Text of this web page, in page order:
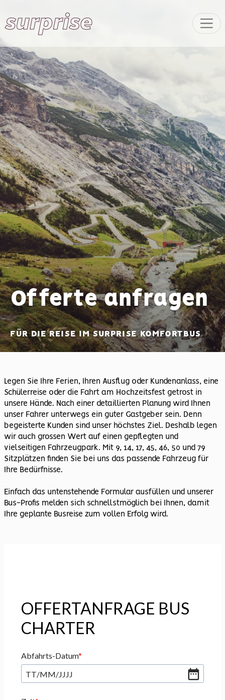
Offerte anfragen
FÜR DIE REISE IM SURPRISE KOMFORTBUS
Legen Sie Ihre Ferien, Ihren Ausflug oder Kundenanlass, eine
Schülerreise oder die Fahrt am Hochzeitsfest getrost in
unsere Hände. Nach einer detaillierten Planung wird Ihnen
unser Fahrer unterwegs ein guter Gastgeber sein. Denn
begeisterte Kunden sind unser höchstes Ziel. Deshalb legen
wir auch grossen Wert auf einen gepflegten und
vielseitigen Fahrzeugpark. Mit 9, 14, 17, 45, 46, 50 und 79
Sitzplätzen finden Sie bei uns das passende Fahrzeug für
Ihre Bedürfnisse.
Einfach das untenstehende Formular ausfüllen und unserer
Bus-Profis melden sich schnellstmöglich bei Ihnen, damit
Ihre geplante Busreise zum vollen Erfolg wird.